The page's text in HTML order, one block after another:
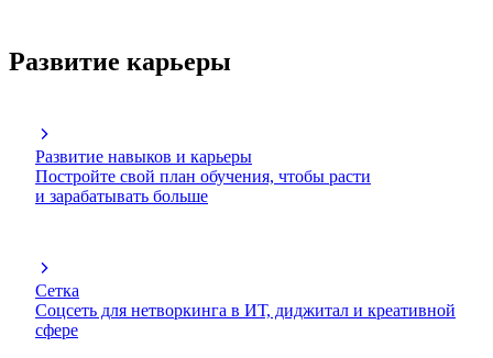
Развитие карьеры
Развитие навыков и карьеры
Постройте свой план обучения, чтобы расти
и зарабатывать больше
Сетка
Соцсеть для нетворкинга в ИТ, диджитал и креативной
сфере